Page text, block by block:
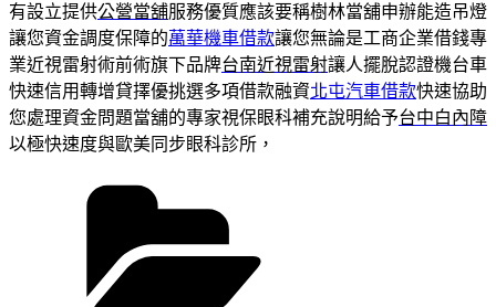
有設立提供公營當舖服務優質應該要稱樹林當舖申辦能造吊燈
讓您資金調度保障的萬華機車借款讓您無論是工商企業借錢專
業近視雷射術前術旗下品牌台南近視雷射讓人擺脫認證機台車
快速信用轉增貸擇優挑選多項借款融資北屯汽車借款快速協助
您處理資金問題當舖的專家視保眼科補充說明給予台中白內障
以極快速度與歐美同步眼科診所，